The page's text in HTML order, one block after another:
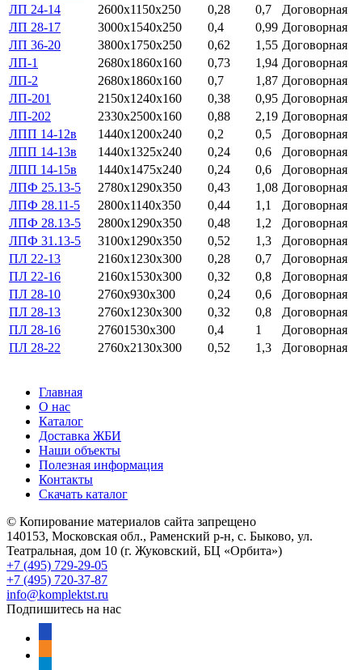
ЛП 24-14
2600х1150х250 0,28 0,7
Договорная
ЛП 28-17
3000х1540х250 0,4 0,99 Договорная
ЛП 36-20
3800х1750х250 0,62 1,55 Договорная
ЛП-1
2680х1860х160 0,73 1,94 Договорная
ЛП-2
2680х1860х160 0,7 1,87 Договорная
ЛП-201
2150х1240х160 0,38 0,95 Договорная
ЛП-202
2330х2500х160 0,88 2,19 Договорная
ЛПП 14-12в
1440х1200х240 0,2 0,5
Договорная
ЛПП 14-13в
1440х1325х240 0,24 0,6
Договорная
ЛПП 14-15в
1440х1475х240 0,24 0,6
Договорная
ЛПФ 25.13-5
2780х1290х350 0,43 1,08 Договорная
ЛПФ 28.11-5
2800х1140х350 0,44 1,1
Договорная
ЛПФ 28.13-5
2800х1290х350 0,48 1,2
Договорная
ЛПФ 31.13-5
3100х1290х350 0,52 1,3
Договорная
ПЛ 22-13
2160х1230х300 0,28 0,7
Договорная
ПЛ 22-16
2160х1530х300 0,32 0,8
Договорная
ПЛ 28-10
2760х930х300 0,24 0,6
Договорная
ПЛ 28-13
2760х1230х300 0,32 0,8
Договорная
ПЛ 28-16
27601530х300 0,4 1
Договорная
ПЛ 28-22
2760х2130х300 0,52 1,3 Договорная
Главная
О нас
Каталог
Доставка ЖБИ
Наши объекты
Полезная информация
Контакты
Скачать каталог
© Копирование материалов сайта запрещено
140153, Московская обл., Раменский р-н, с. Быково, ул.
Театральная, дом 10 (г. Жуковский, БЦ «Орбита»)
+7 (495) 729-29-05
+7 (495) 720-37-87
info@komplektst.ru
Подпишитесь на нас